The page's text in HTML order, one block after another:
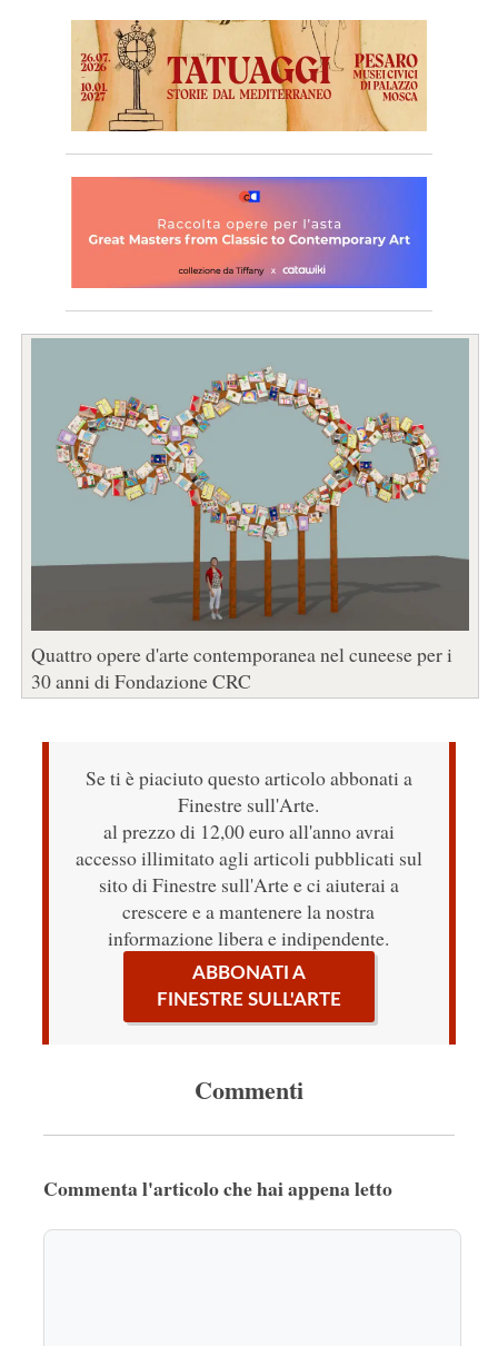
Quattro opere d'arte contemporanea nel cuneese per i
30 anni di Fondazione CRC
Se ti è piaciuto questo articolo abbonati a
Finestre sull'Arte.
al prezzo di 12,00 euro all'anno avrai
accesso illimitato agli articoli pubblicati sul
sito di Finestre sull'Arte e ci aiuterai a
crescere e a mantenere la nostra
informazione libera e indipendente.
ABBONATI A
FINESTRE SULL'ARTE
Commenti
Commenta l'articolo che hai appena letto